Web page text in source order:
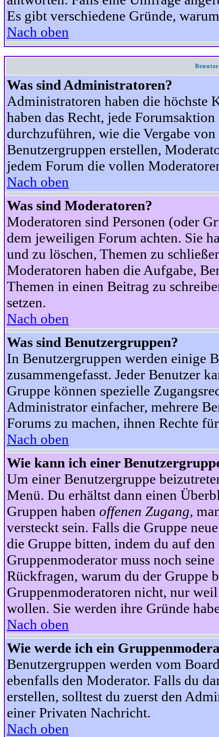
Es gibt verschiedene Gründe,
Nach oben
Was sind Administratoren?
Administratoren haben die höchste
haben das Recht, jede
durchzuführen, wie die Vergabe
Benutzergruppen erstellen,
jedem Forum die vollen
Nach oben
Was sind Moderatoren?
Moderatoren sind Personen (oder
dem jeweiligen Forum achten. Sie
und zu löschen, Themen zu
Moderatoren haben die Aufgabe,
Themen in einen Beitrag zu
setzen.
Nach oben
Was sind Benutzergruppen?
In Benutzergruppen werden einige
zusammengefasst. Jeder Benutzer
Gruppe können spezielle
Administrator einfacher, mehrere
Forums zu machen, ihnen Rechte
Nach oben
Wie kann ich einer
Um einer Benutzergruppe
Menü. Du erhältst dann einen
Gruppen haben offenen Zugang,
versteckt sein. Falls die Gruppe
die Gruppe bitten, indem du auf
Gruppenmoderator muss noch
Rückfragen, warum du der Gruppe
Gruppenmoderatoren nicht, nur
wollen. Sie werden ihre Gründe
Nach oben
Wie werde ich ein
Benutzergruppen werden vom
ebenfalls den Moderator. Falls du
erstellen, solltest du zuerst den
einer Privaten Nachricht.
Nach oben